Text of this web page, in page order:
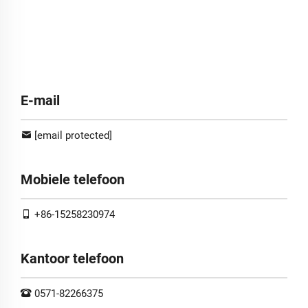
E-mail
[email protected]
Mobiele telefoon
+86-15258230974
Kantoor telefoon
0571-82266375